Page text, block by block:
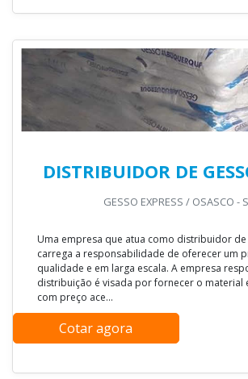
DISTRIBUIDOR DE
GESSO EXPRESS / OSASCO -
Uma empresa que atua como distribuidor de
carrega a responsabilidade de oferecer um
qualidade e em larga escala. A empresa
distribuição é visada por fornecer o material
com preço ace...
Cotar agora